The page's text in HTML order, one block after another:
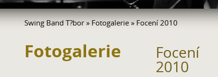
Swing Band T?bor » Fotogalerie » Focení 2010
Fotogalerie Focení
2010